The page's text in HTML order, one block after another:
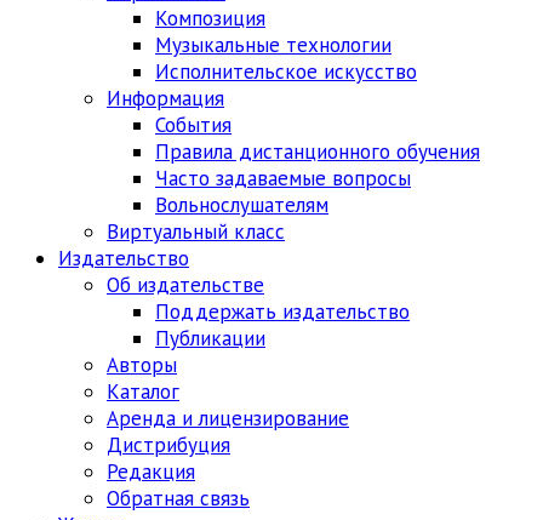
Композиция
Музыкальные технологии
Исполнительское искусство
Информация
События
Правила дистанционного обучения
Часто задаваемые вопросы
Вольнослушателям
Виртуальный класс
Издательство
Об издательстве
Поддержать издательство
Публикации
Авторы
Каталог
Аренда и лицензирование
Дистрибуция
Редакция
Обратная связь